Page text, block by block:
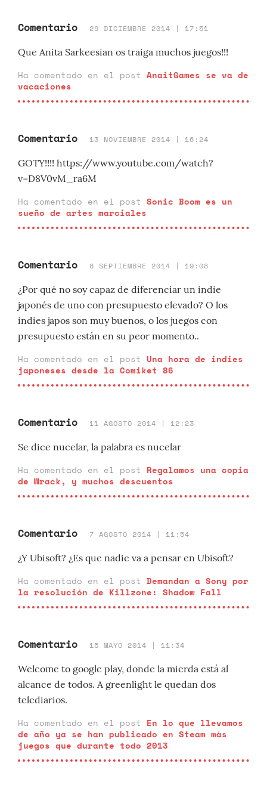
Comentario 29 DICIEMBRE 2014 | 17:51
Que Anita Sarkeesian os traiga muchos juegos!!!
Ha comentado en el post AnaitGames se va de
vacaciones
Comentario 13 NOVIEMBRE 2014 | 16:24
GOTY!!!! https://www.youtube.com/watch?
v=D8V0vM_ra6M
Ha comentado en el post Sonic Boom es un
sueño de artes marciales
Comentario 8 SEPTIEMBRE 2014 | 19:08
¿Por qué no soy capaz de diferenciar un indie
japonés de uno con presupuesto elevado? O los
indies japos son muy buenos, o los juegos con
presupuesto están en su peor momento..
Ha comentado en el post Una hora de indies
japoneses desde la Comiket 86
Comentario 11 AGOSTO 2014 | 12:23
Se dice nucelar, la palabra es nucelar
Ha comentado en el post Regalamos una copia
de Wrack, y muchos descuentos
Comentario 7 AGOSTO 2014 | 11:54
¿Y Ubisoft? ¿Es que nadie va a pensar en Ubisoft?
Ha comentado en el post Demandan a Sony por
la resolución de Killzone: Shadow Fall
Comentario 15 MAYO 2014 | 11:34
Welcome to google play, donde la mierda está al
alcance de todos. A greenlight le quedan dos
telediarios.
Ha comentado en el post En lo que llevamos
de año ya se han publicado en Steam más
juegos que durante todo 2013